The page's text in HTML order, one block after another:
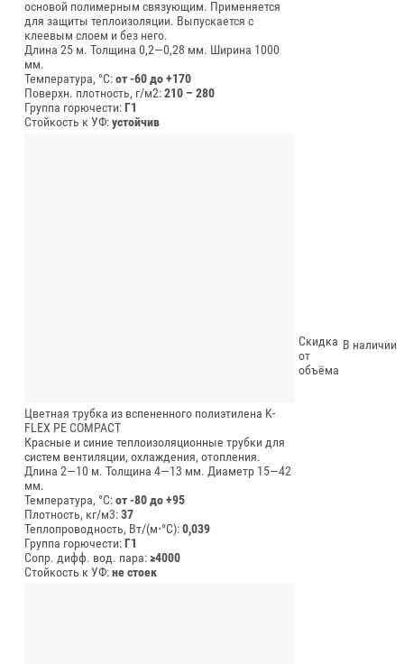
основой полимерным связующим. Применяется
для защиты теплоизоляции. Выпускается с
клеевым слоем и без него.
Длина 25 м. Толщина 0,2—0,28 мм. Ширина 1000
мм.
Температура, °C:от -60 до +170
Поверхн. плотность, г/м2:210 – 280
Группа горючести:Г1
Стойкость к УФ:устойчив
Цветная трубка из вспененного полиэтилена K-
FLEX PE COMPACT
Красные и синие теплоизоляционные трубки для
систем вентиляции, охлаждения, отопления.
Длина 2—10 м. Толщина 4—13 мм. Диаметр 15—42
мм.
Температура, °C:от -80 до +95
Плотность, кг/м3:37
Теплопроводность, Вт/(м⋅°С):0,039
Группа горючести:Г1
Сопр. дифф. вод. пара:≥4000
Стойкость к УФ:не стоек
Скидка
от
объёма
В наличии